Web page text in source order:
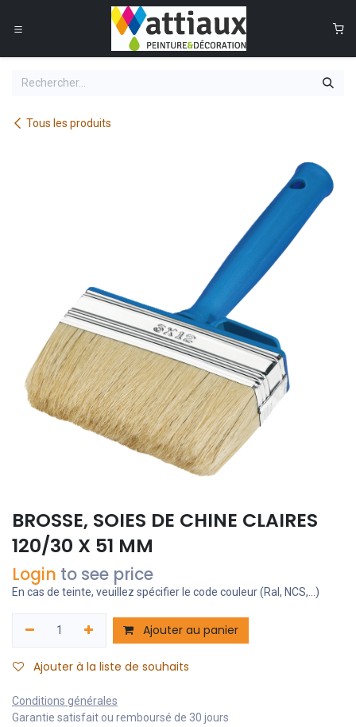
Se rendre au contenu
Tous les produits
BROSSE, SOIES DE CHINE CLAIRES
120/30 X 51 MM
Login to see price
En cas de teinte, veuillez spécifier le code couleur (Ral, NCS,...)
Ajouter au panier
Ajouter à la liste de souhaits
Conditions générales
Garantie satisfait ou remboursé de 30 jours